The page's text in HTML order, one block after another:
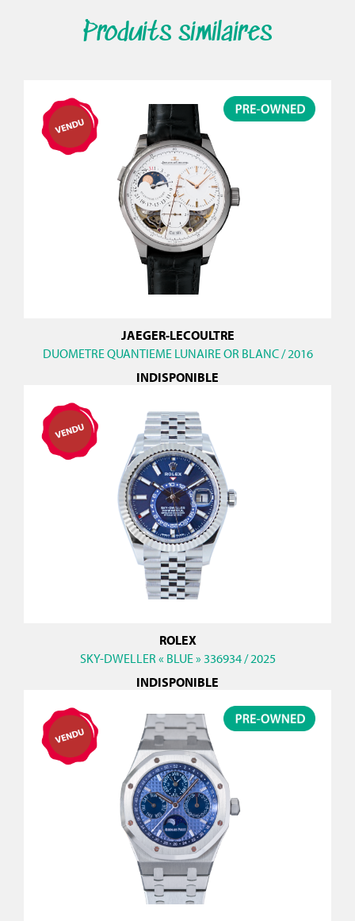
Produits similaires
JAEGER-LECOULTRE
DUOMETRE QUANTIEME LUNAIRE OR BLANC / 2016
INDISPONIBLE
ROLEX
SKY-DWELLER « BLUE » 336934 / 2025
INDISPONIBLE